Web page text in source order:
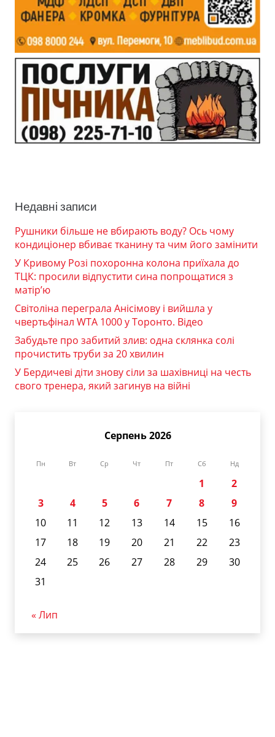
Недавні записи
Рушники більше не вбирають воду? Ось чому
кондиціонер вбиває тканину та чим його замінити
У Кривому Розі похоронна колона приїхала до
ТЦК: просили відпустити сина попрощатися з
матір’ю
Світоліна переграла Анісімову і вийшла у
чвертьфінал WTA 1000 у Торонто. Відео
Забудьте про забитий злив: одна склянка солі
прочистить труби за 20 хвилин
У Бердичеві діти знову сіли за шахівниці на честь
свого тренера, який загинув на війні
Серпень 2026
Пн Вт Ср Чт Пт Сб Нд
1
2
3
4 5 6 7 8
9
10
11 12 13 14 15
16
17
18 19 20 21 22
23
24
25 26 27 28 29
30
31
« Лип